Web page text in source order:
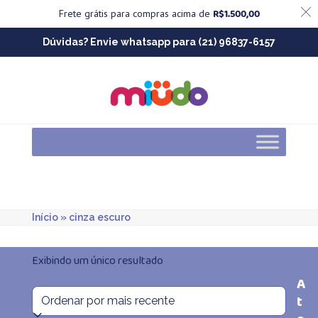
Frete grátis para compras acima de R$1.500,00
Dúvidas? Envie whatsapp para (21) 96837-6157
Início» cinza escuro
Exibindo um único resultado
A
t